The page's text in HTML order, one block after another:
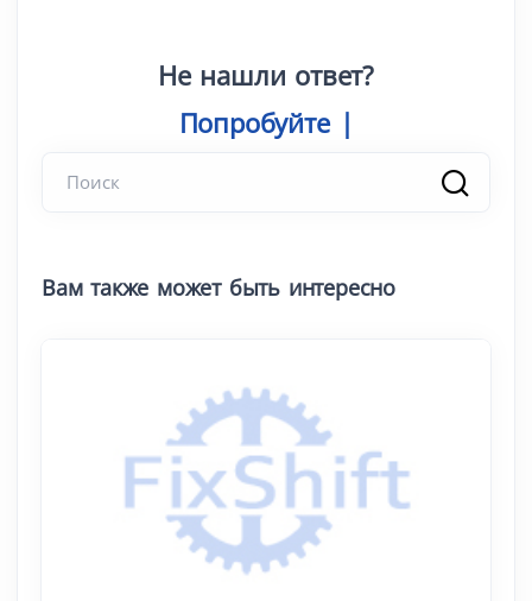
Не нашли ответ?
Попро|
Вам также может быть интересно